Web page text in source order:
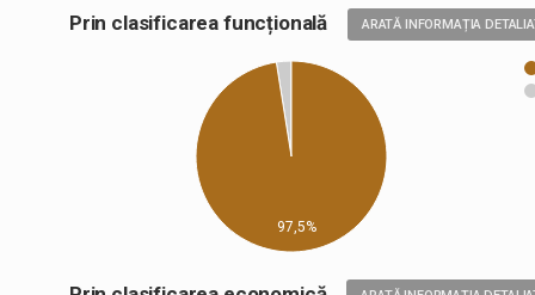
Prin clasificarea funcțională ARATĂ INFORMAȚIA
97,5%